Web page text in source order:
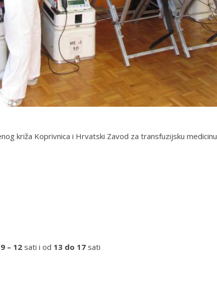
križa Koprivnica i Hrvatski Zavod za transfuzijsku
9 – 12 sati i od 13 do 17sati